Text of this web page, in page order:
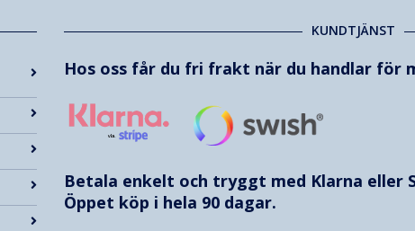
KUNDTJÄNST
Hos oss får du fri frakt när du handlar för
Betala enkelt och tryggt med Klarna eller
Öppet köp i hela 90 dagar.